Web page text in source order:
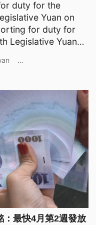
duty for the
Yuan on
for duty for
Legislative Yuan
...
：最快4月第2週發放